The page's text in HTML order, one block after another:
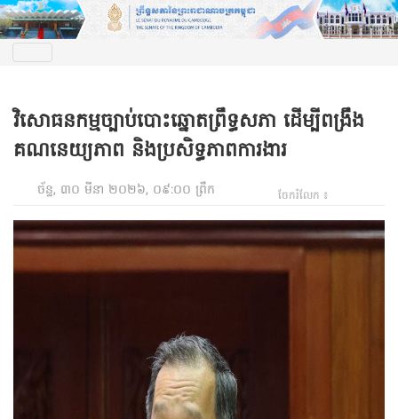
វិសោធនកម្មច្បាប់បោះឆ្នោតព្រឹទ្ធសភា ដើម្បីពង្រឹង
គណនេយ្យភាព និងប្រសិទ្ធភាពការងារ
ច័ន្ទ, ៣០ មីនា ២០២៦, ០៩:០០ ព្រឹក ចែករំលែក ៖